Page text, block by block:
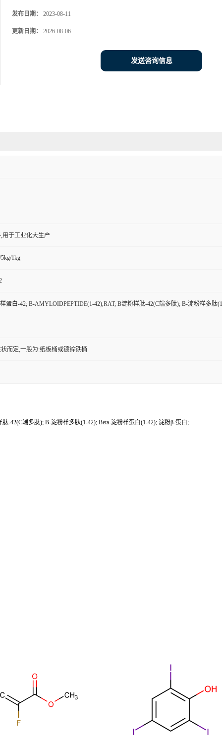
发布日期： 2023-08-11
更新日期： 2026-08-06
发送咨询信息
用于工业化大生产
1kg
蛋白-42; Β-AMYLOIDPEPTIDE(1-42),RAT; Β淀粉样肽-42(C端多肽); Β-淀粉样多肽
而定,一般为:纸板桶或镀锌铁桶
-42(C端多肽); Β-淀粉样多肽(1-42); Beta-淀粉样蛋白(1-42); 淀粉β-蛋白;